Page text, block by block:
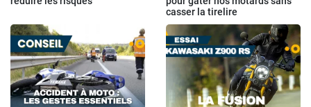
casser la tirelire